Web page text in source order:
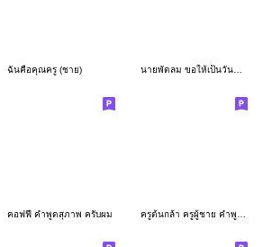
ฉันคือคุณครู (ชาย) นายพัดลม ขอให้เป็นวันที่ดีครับ
คอฟฟี่ คำพูดสุภาพ ครับผม ครูต้นกล้า ครูผู้ชาย คำพูดครูใช้บ่อย